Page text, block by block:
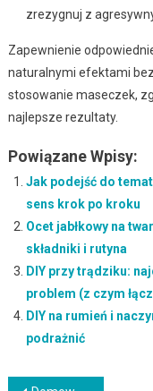
zrezygnuj z
Zapewnienie
naturalnymi efektami
stosowanie maseczek,
najlepsze rezultaty.
Powiązane Wpisy:
Jak podejść do
sens krok po kroku
Ocet jabłkowy na
składniki i rutyna
DIY przy trądziku:
problem (z czym
DIY na rumień i
podrażnić